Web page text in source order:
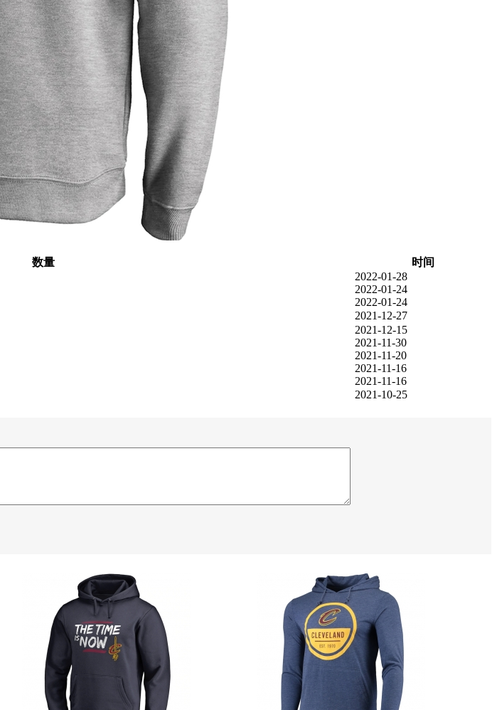
数量
时间
2022-01-28
2022-01-24
2022-01-24
2021-12-27
2021-12-15
2021-11-30
2021-11-20
2021-11-16
2021-11-16
2021-10-25